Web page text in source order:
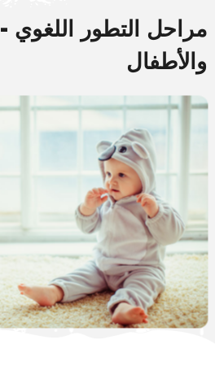
التطور اللغوي - الرضع